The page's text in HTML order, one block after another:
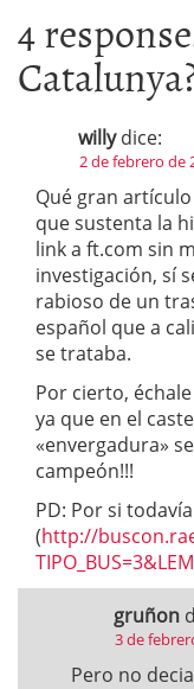
4
willy dice:
2 de febrero de
Qué gran
que sustenta la
link a ft.com sin
investigación, sí
rabioso de un
español que a
se trataba.
Por cierto,
ya que en el
«envergadura»
campeón!!!
PD: Por si
(http://
gruñon
3 de
Pero no